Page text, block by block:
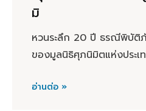
มิ
หวนระลึก 20 ปี ธรณีพิบัติ
ของมูลนิธิศุภนิมิตแห่งประเ
อ่านต่อ »